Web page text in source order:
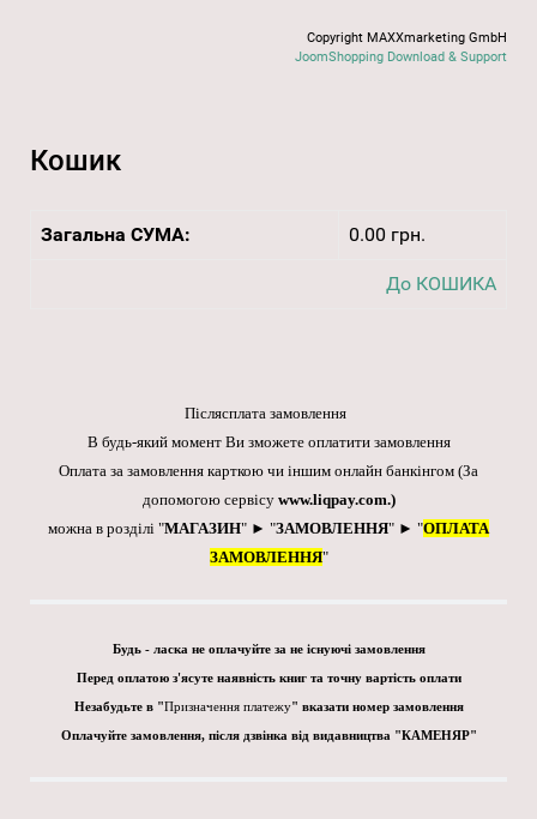
Copyright MAXXmarketing GmbH
JoomShopping Download & Support
Кошик
Загальна СУМА: 0.00 грн.
До КОШИКА
Післясплата замовлення
В будь-який момент Ви зможете оплатити замовлення
Оплата за замовлення карткою чи іншим онлайн банкінгом (За
допомогою сервісу www.liqpay.com.)
можна в розділі "МАГАЗИН" ► "ЗАМОВЛЕННЯ" ► "ОПЛАТА
ЗАМОВЛЕННЯ"
Будь - ласка не оплачуйте за не існуючі замовлення
Перед оплатою з'ясуте наявність книг та точну вартість оплати
Незабудьте в "Призначення платежу" вказати номер замовлення
Оплачуйте замовлення, після дзвінка від видавництва "КАМЕНЯР"